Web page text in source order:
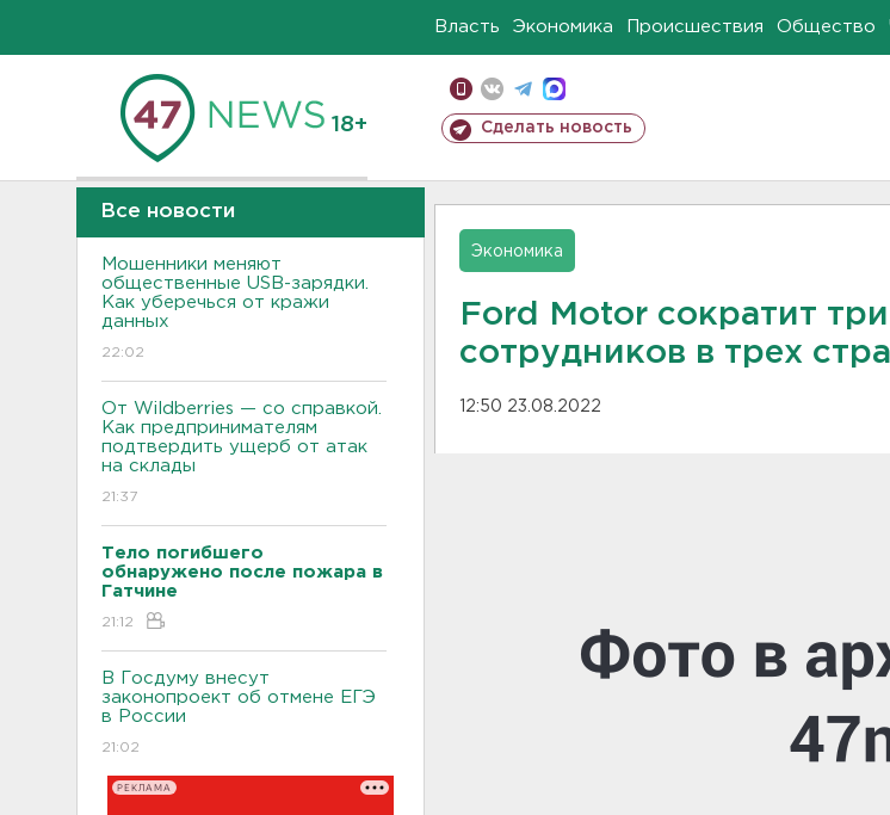
Власть Экономика Происшествия Общество
18+ Сделать новость
Все новости
Мошенники меняют
общественные USB-зарядки.
Как уберечься от кражи
данных
22:02
От Wildberries — со справкой.
Как предпринимателям
подтвердить ущерб от атак
на склады
21:37
Тело погибшего
обнаружено после пожара в
Гатчине
21:12
В Госдуму внесут
законопроект об отмене ЕГЭ
в России
21:02
РЕКЛАМА
Экономика
Ford Motor сократит
сотрудников в трех
12:50 23.08.2022